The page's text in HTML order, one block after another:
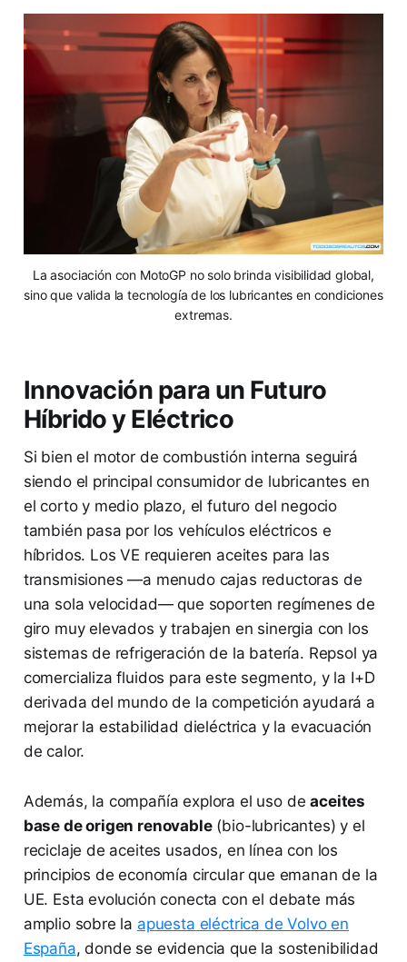
La asociación con MotoGP no solo brinda visibilidad global,
sino que valida la tecnología de los lubricantes en condiciones
extremas.
Innovación para un Futuro
Híbrido y Eléctrico
Si bien el motor de combustión interna seguirá
siendo el principal consumidor de lubricantes en
el corto y medio plazo, el futuro del negocio
también pasa por los vehículos eléctricos e
híbridos. Los VE requieren aceites para las
transmisiones —a menudo cajas reductoras de
una sola velocidad— que soporten regímenes de
giro muy elevados y trabajen en sinergia con los
sistemas de refrigeración de la batería. Repsol ya
comercializa fluidos para este segmento, y la I+D
derivada del mundo de la competición ayudará a
mejorar la estabilidad dieléctrica y la evacuación
de calor.
Además, la compañía explora el uso deaceites
base de origen renovable(bio-lubricantes) y el
reciclaje de aceites usados, en línea con los
principios de economía circular que emanan de la
UE. Esta evolución conecta con el debate más
amplio sobre la apuesta eléctrica de Volvo en
España, donde se evidencia que la sostenibilidad